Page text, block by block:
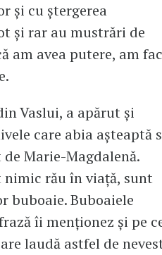
şi cu ştergerea
şi rar au mustrări de
am avea putere, am
Vaslui, a apărut şi
care abia aşteaptă
Marie-Magdalenă.
nimic rău în viaţă, sunt
buboaie. Buboaiele
îi menţionez şi pe
laudă astfel de